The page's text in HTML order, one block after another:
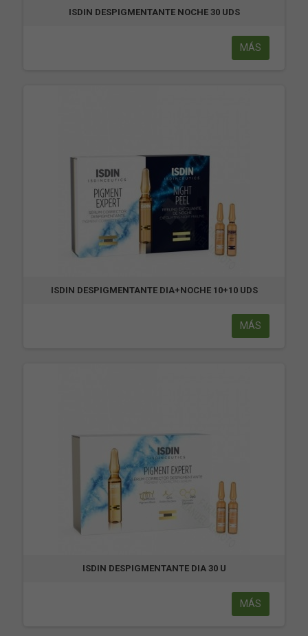
ISDIN DESPIGMENTANTE NOCHE 30 UDS
MÁS
ISDIN DESPIGMENTANTE DIA+NOCHE 10+10 UDS
MÁS
ISDIN DESPIGMENTANTE DIA 30 U
MÁS